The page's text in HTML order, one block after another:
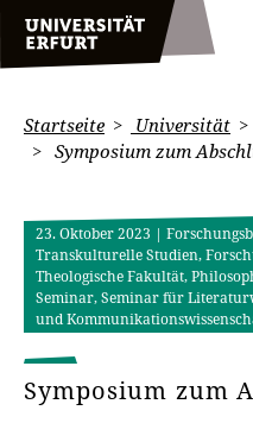
Startseite Universität
Symposium zum
23. Oktober 2023 |
Transkulturelle Studien,
Theologische Fakultät,
Seminar, Seminar für
und
Symposium zum